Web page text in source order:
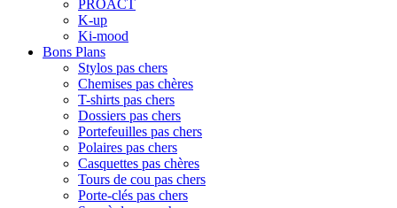
PROACT
K-up
Ki-mood
Bons Plans
Stylos pas chers
Chemises pas chères
T-shirts pas chers
Dossiers pas chers
Portefeuilles pas chers
Polaires pas chers
Casquettes pas chères
Tours de cou pas chers
Porte-clés pas chers